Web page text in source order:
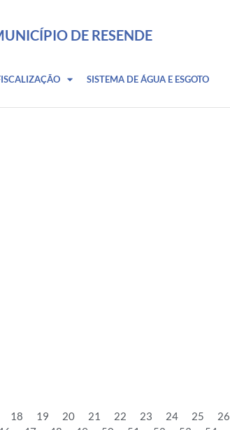
DE RESENDE
SISTEMA DE ÁGUA E ESGOTO
18 19 20 21 22 23 24 25 26